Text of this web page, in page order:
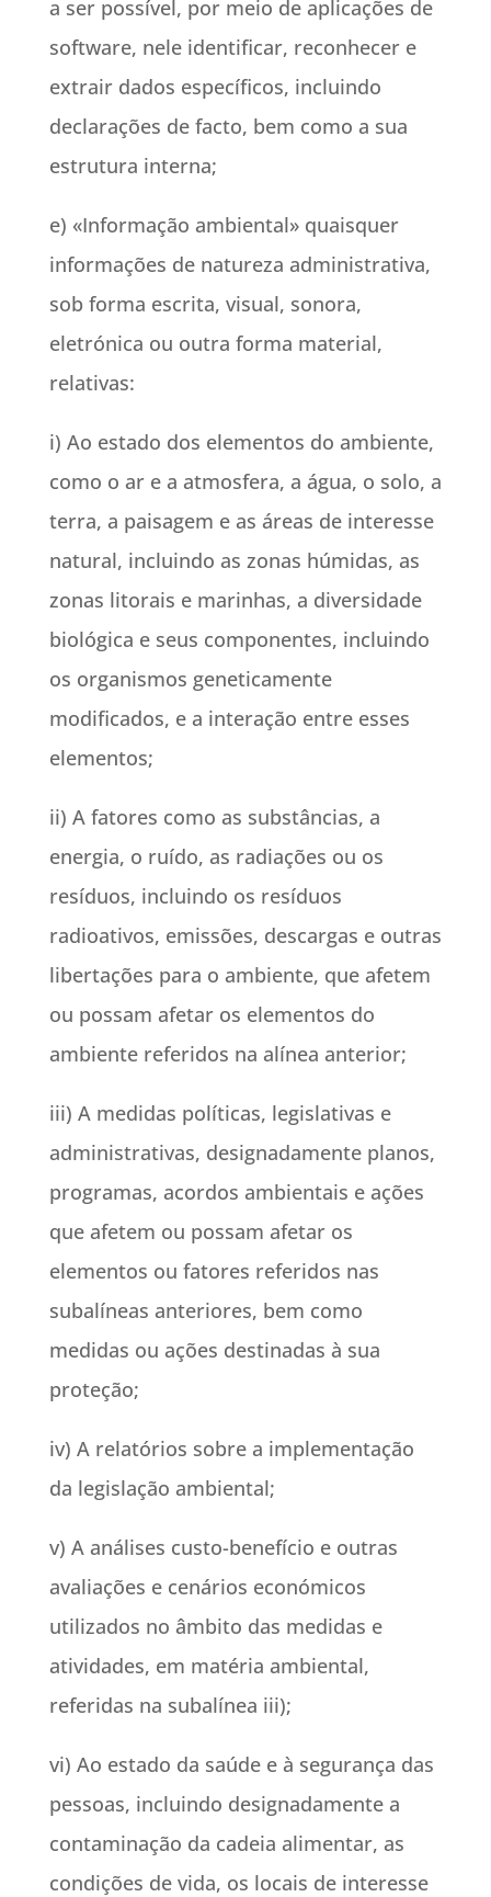
a ser possível, por meio de aplicações de
software, nele identificar, reconhecer e
extrair dados específicos, incluindo
declarações de facto, bem como a sua
estrutura interna;
e) «Informação ambiental» quaisquer
informações de natureza administrativa,
sob forma escrita, visual, sonora,
eletrónica ou outra forma material,
relativas:
i) Ao estado dos elementos do ambiente,
como o ar e a atmosfera, a água, o solo, a
terra, a paisagem e as áreas de interesse
natural, incluindo as zonas húmidas, as
zonas litorais e marinhas, a diversidade
biológica e seus componentes, incluindo
os organismos geneticamente
modificados, e a interação entre esses
elementos;
ii) A fatores como as substâncias, a
energia, o ruído, as radiações ou os
resíduos, incluindo os resíduos
radioativos, emissões, descargas e outras
libertações para o ambiente, que afetem
ou possam afetar os elementos do
ambiente referidos na alínea anterior;
iii) A medidas políticas, legislativas e
administrativas, designadamente planos,
programas, acordos ambientais e ações
que afetem ou possam afetar os
elementos ou fatores referidos nas
subalíneas anteriores, bem como
medidas ou ações destinadas à sua
proteção;
iv) A relatórios sobre a implementação
da legislação ambiental;
v) A análises custo-benefício e outras
avaliações e cenários económicos
utilizados no âmbito das medidas e
atividades, em matéria ambiental,
referidas na subalínea iii);
vi) Ao estado da saúde e à segurança das
pessoas, incluindo designadamente a
contaminação da cadeia alimentar, as
condições de vida, os locais de interesse